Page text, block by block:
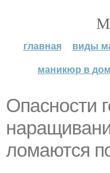
главная виды
маникюр в
Опасности
ломаются